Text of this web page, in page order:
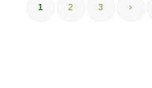
297,76 lei.
1 2 3 ›